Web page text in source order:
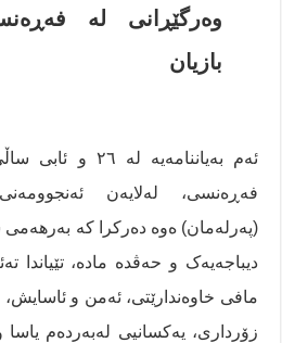
وەرگێڕانی لە
بازیان
فەڕەنسی، لەلایەن
(پەرلەمان) ەوە دەرکرا کە بەرهەمی
دیباجەیەک و حەڤدە مادە، تێیاندا
مافی خاوەندارێتی، ئەمن و ئاسایش،
زۆرداری، یەکسانیی لەبەردەم